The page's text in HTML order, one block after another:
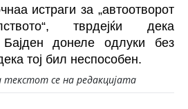
истраги за „автоотворот
тврдејќи дека
донеле одлуки без
тој бил неспособен.
текстот се на редакцијата